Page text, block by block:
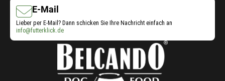
E-Mail
Lieber per E-Mail? Dann schicken Sie Ihre Nachricht einfach an
info@futterklick.de